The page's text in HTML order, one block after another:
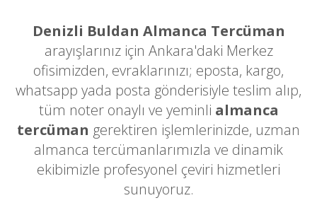
Denizli Buldan Almanca Tercüman
arayışlarınız için Ankara'daki Merkez
ofisimizden, evraklarınızı; eposta, kargo,
whatsapp yada posta gönderisiyle teslim alıp,
tüm noter onaylı ve yeminli almanca
tercüman gerektiren işlemlerinizde, uzman
almanca tercümanlarımızla ve dinamik
ekibimizle profesyonel çeviri hizmetleri
sunuyoruz.